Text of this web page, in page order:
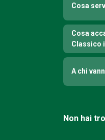
Cosa
Cosa
Classico
A chi
Non hai